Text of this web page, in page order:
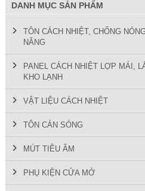
DANH MỤC SẢN PHẨM
TÔN CÁCH NHIỆT, CHỐNG
NĂNG
PANEL CÁCH NHIỆT LỢP MÁI,
KHO LẠNH
VẬT LIỆU CÁCH NHIỆT
TÔN CÁN SÓNG
MÚT TIÊU ÂM
PHỤ KIỆN CỬA MỞ